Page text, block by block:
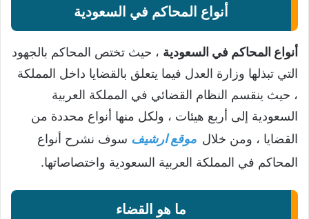
أنواع المحاكم في السعودية
أنواع المحاكم في السعودية ، حيث تختص المحاكم بالجهود
التي تبذلها وزارة العدل فيما يتعلق بالقضايا داخل المملكة
، حيث ينقسم النظام القضائي في المملكة العربية
السعودية إلى أربع هيئات ، ولكل منها أنواع محددة من
القضايا ، ومن خلال موقع ارشيف سوف نشرح أنواع
المحاكم في المملكة العربية السعودية واختصاصاتها.
ما هو القضاء